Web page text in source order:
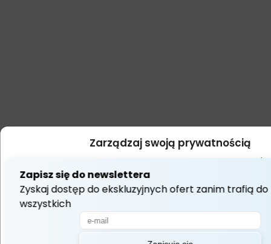
Zarządzaj swoją prywatnością
dostępu do informacji o urządzeniu. Robimy to, aby poprawić
wyświetlać (nie)spersonalizowane reklamy. Wyrażenie zgody na
umożliwi nam przetwarzanie danych, takich jak zachowanie
lub unikalne identyfikatory na tej stronie. Brak wyrażenia zgody
może niekorzystnie wpłynąć na niektóre cechy i funkcje.